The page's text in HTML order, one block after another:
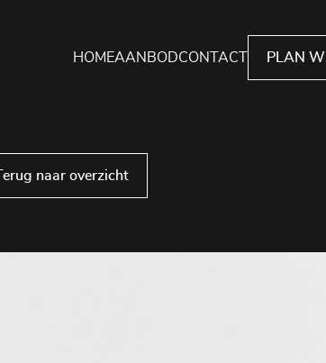
HOMEAANBODCONTACT PLAN
Terug naar overzicht